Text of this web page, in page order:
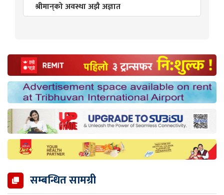
श्रीमान्‌को अवस्था अझै अज्ञात
सम्बन्धित सामग्री